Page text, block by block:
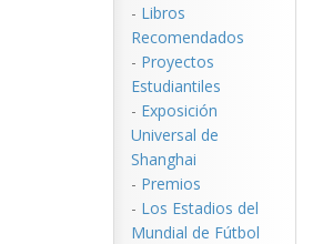
- Libros
Recomendados
- Proyectos
Estudiantiles
- Exposición
Universal de
Shanghai
- Premios
- Los Estadios del
Mundial de Fútbol